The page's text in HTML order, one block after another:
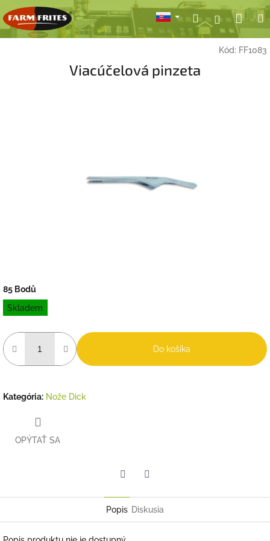
na
obsah
Hľadať
Kód: FF1083
Viacúčelová pinzeta
85 Bodů
Jednotková
cena:
Skladem
Do košíka
Kategória: Nože Dick
OPÝTAŤ SA
Popis Diskusia